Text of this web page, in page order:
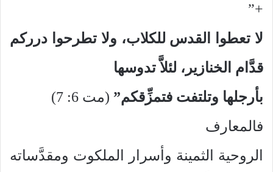
+”
لا تعطوا القدس للكلاب، ولا تطرحوا درركم
قدَّام الخنازير، لئلاَّ تدوسها
بأرجلها وتلتفت فتمزِّقكم” (مت 6: 7)
فالمعارف
الروحية الثمينة وأسرار الملكوت ومقدَّساته